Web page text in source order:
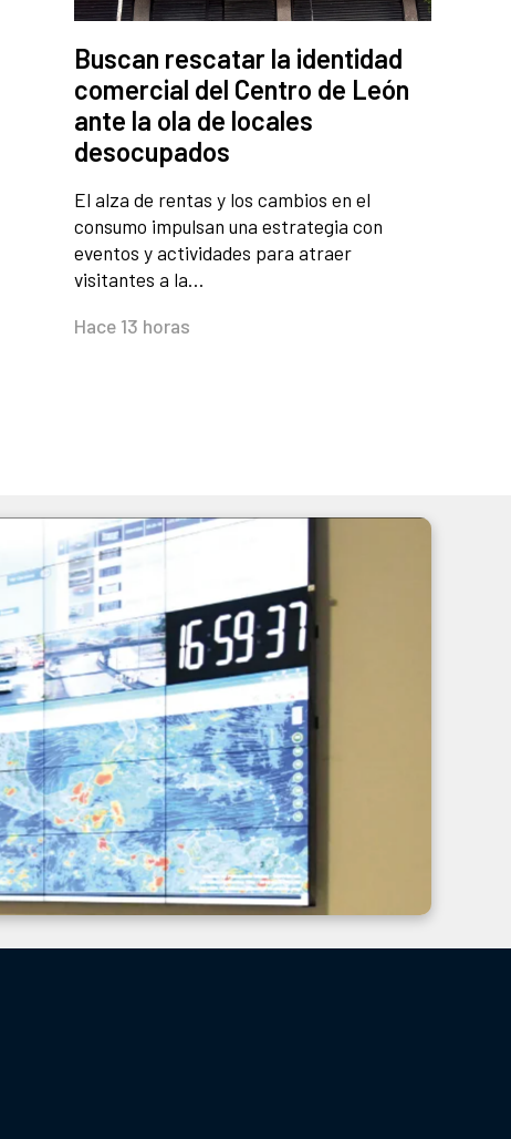
Buscan rescatar la identidad
comercial del Centro de León
ante la ola de locales
desocupados
El alza de rentas y los cambios en el
consumo impulsan una estrategia con
eventos y actividades para atraer
visitantes a la…
Hace 13 horas